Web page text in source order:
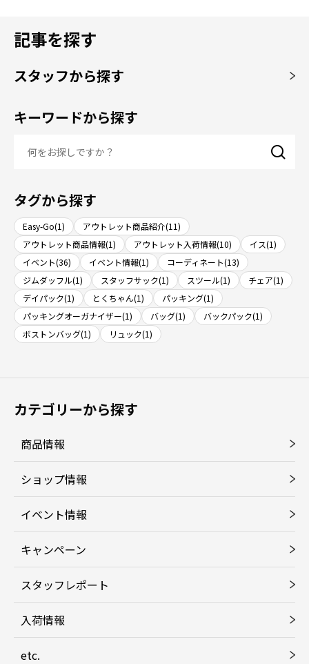
記事を探す
スタッフから探す
キーワードから探す
タグから探す
Easy-Go(1)
アウトレット商品紹介(11)
アウトレット商品情報(1)
アウトレット入荷情報(10)
イス(1)
イベント(36)
イベント情報(1)
コーディネート(13)
ジムダッフル(1)
スタッフサック(1) スツール(1)
チェア(1)
デイパック(1)
とくちゃん(1)
パッキング(1)
パッキングオーガナイザー(1)
バッグ(1)
バックパック(1)
ボストンバッグ(1)
リュック(1)
カテゴリーから探す
商品情報
ショップ情報
イベント情報
キャンペーン
スタッフレポート
入荷情報
etc.